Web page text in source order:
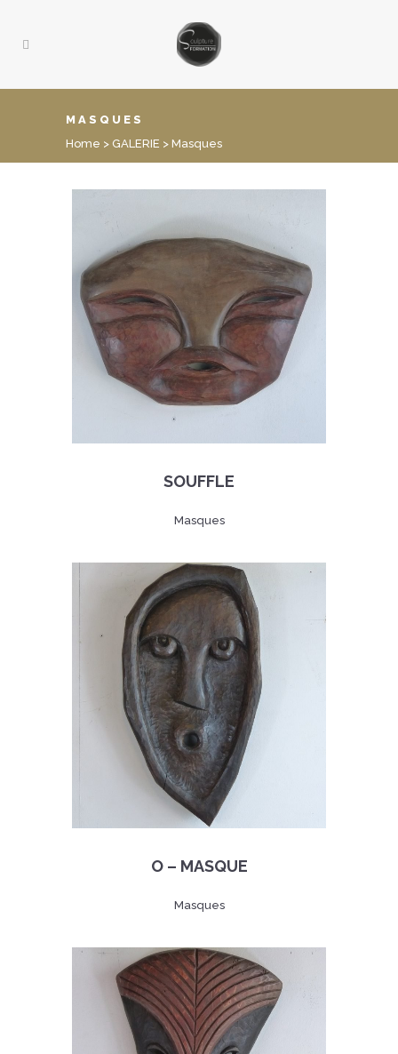
MASQUES
Home > GALERIE > Masques
SOUFFLE
Masques
O – MASQUE
Masques